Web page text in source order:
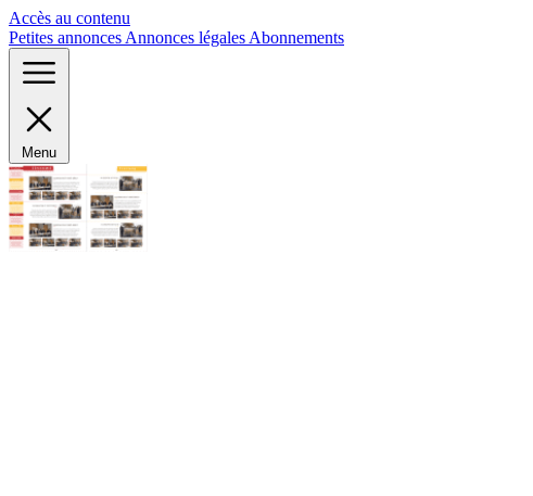
Accès au contenu
Petites annonces Annonces légales Abonnements
Menu
Panneau de gestion des cookies